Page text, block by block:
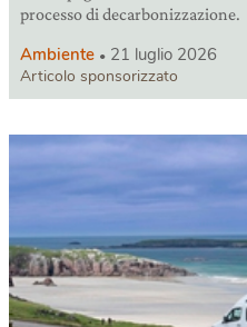
processo di decarbonizzazione.
Ambiente 21 luglio 2026
Articolo sponsorizzato